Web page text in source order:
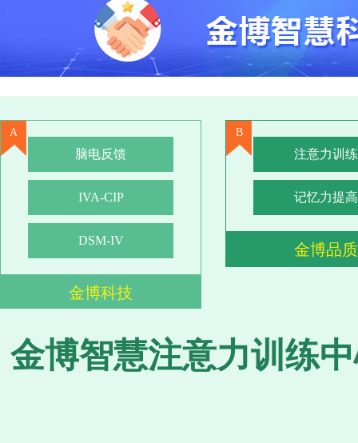
脑电反馈
IVA-CIP
DSM-IV
金博科技
A
注意力训练
记忆力提高
金博品质
B
金博智慧注意力训练